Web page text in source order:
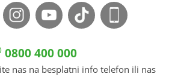
0800 400 000
nas na besplatni info telefon ili nas